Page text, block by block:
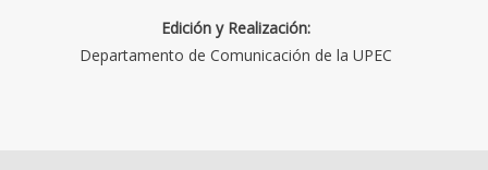
Edición y Realización:
Departamento de Comunicación de la UPEC